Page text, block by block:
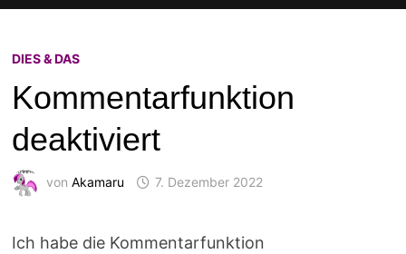
DIES & DAS
Kommentarfunktion
deaktiviert
von Akamaru 7. Dezember 2022
Ich habe die Kommentarfunktion